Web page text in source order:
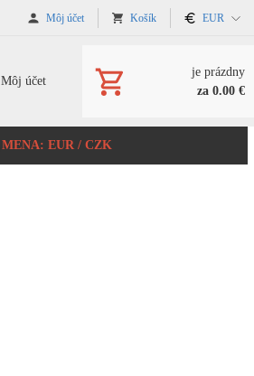
Môj účet Košík EUR
Môj účet
je prázdny
za 0.00 €
MENA: EUR / CZK